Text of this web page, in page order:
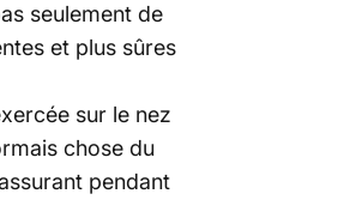
seulement de
et plus sûres
sur le nez
chose du
pendant